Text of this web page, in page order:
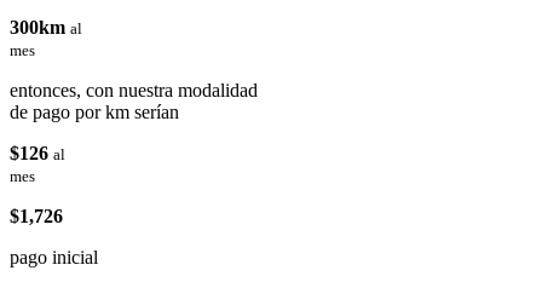
300km al
mes
entonces, con nuestra modalidad
de pago por km serían
$126 al
mes
$1,726
pago inicial